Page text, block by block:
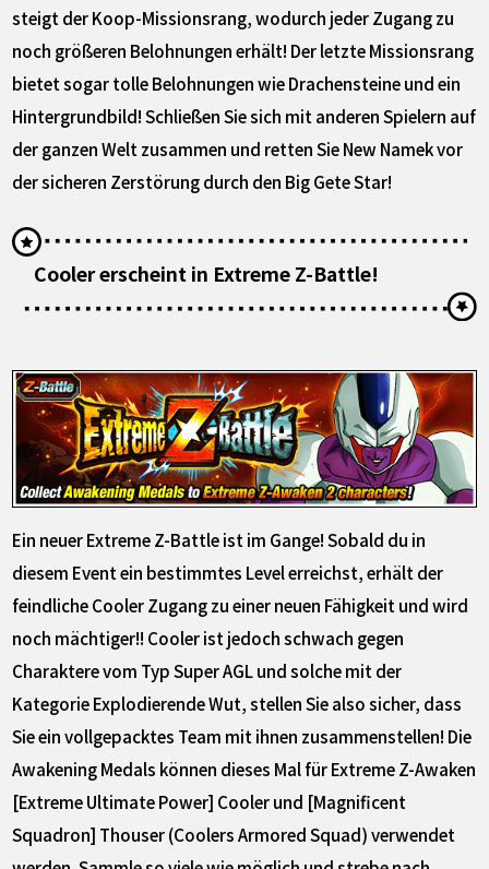
steigt der Koop-Missionsrang, wodurch jeder Zugang zu
noch größeren Belohnungen erhält! Der letzte Missionsrang
bietet sogar tolle Belohnungen wie Drachensteine und ein
Hintergrundbild! Schließen Sie sich mit anderen Spielern auf
der ganzen Welt zusammen und retten Sie New Namek vor
der sicheren Zerstörung durch den Big Gete Star!
Cooler erscheint in Extreme Z-Battle!
Ein neuer Extreme Z-Battle ist im Gange! Sobald du in
diesem Event ein bestimmtes Level erreichst, erhält der
feindliche Cooler Zugang zu einer neuen Fähigkeit und wird
noch mächtiger!! Cooler ist jedoch schwach gegen
Charaktere vom Typ Super AGL und solche mit der
Kategorie Explodierende Wut, stellen Sie also sicher, dass
Sie ein vollgepacktes Team mit ihnen zusammenstellen! Die
Awakening Medals können dieses Mal für Extreme Z-Awaken
[Extreme Ultimate Power] Cooler und [Magnificent
Squadron] Thouser (Coolers Armored Squad) verwendet